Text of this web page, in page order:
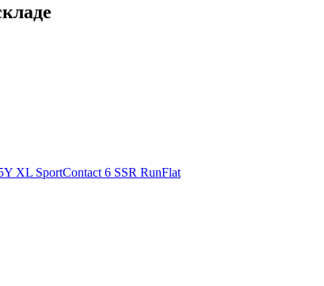
XL SportContact 6 SSR RunFlat